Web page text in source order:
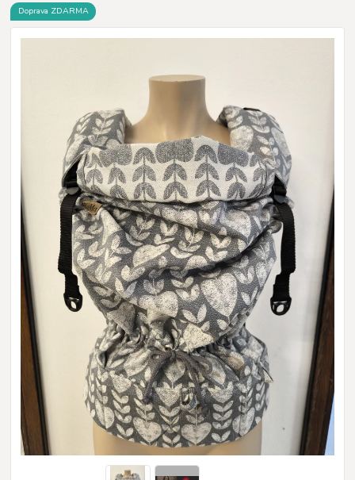
Doprava ZDARMA